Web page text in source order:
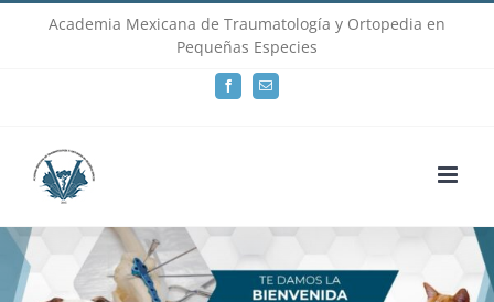
Academia Mexicana de Traumatología y Ortopedia en
Pequeñas Especies
FacebookEmail